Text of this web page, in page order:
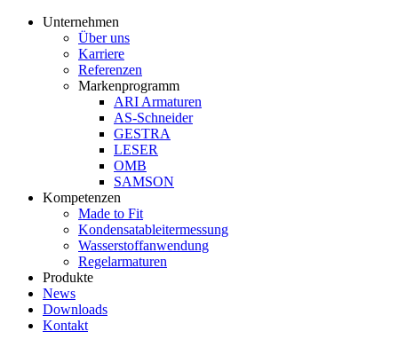
Unternehmen
Über uns
Karriere
Referenzen
Markenprogramm
ARI Armaturen
AS-Schneider
GESTRA
LESER
OMB
SAMSON
Kompetenzen
Made to Fit
Kondensat­ableiter­messung
Wasserstoff­anwendung
Regel­arma­turen
Produkte
News
Downloads
Kontakt